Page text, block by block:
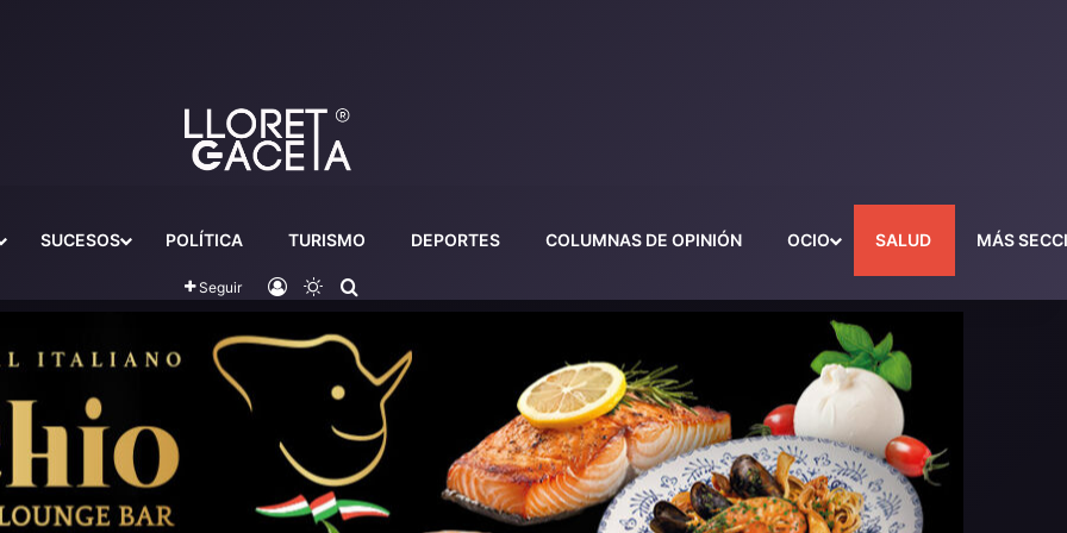
SUCESOS POLÍTICA TURISMO DEPORTES COLUMNAS DE OPINIÓN OCIO SALUD MÁS
Seguir Iniciar sesión
Switch skin